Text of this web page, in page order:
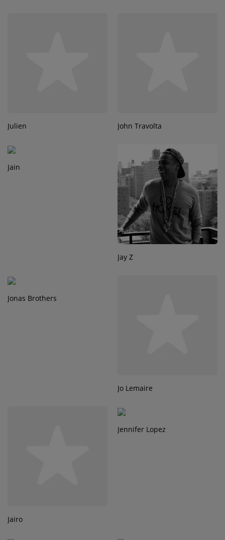
Julien John Travolta
Jain
Jay Z
Jonas Brothers
Jo Lemaire
Jairo
Jennifer Lopez